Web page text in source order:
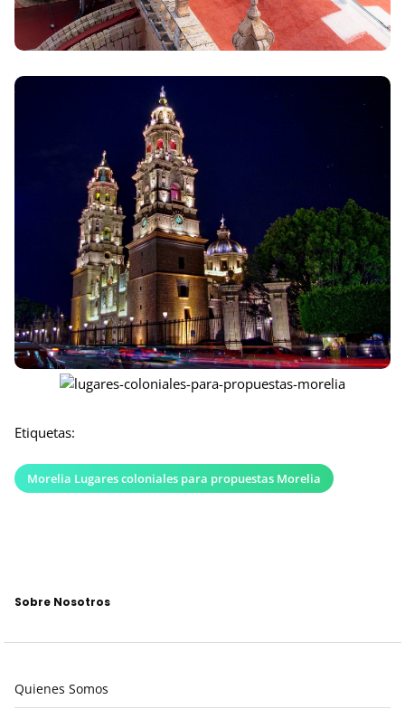
Etiquetas:
Morelia Lugares coloniales para propuestas Morelia
Sobre Nosotros
Quienes Somos